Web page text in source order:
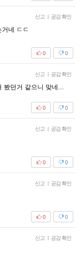
신고 | 공감 확인
네 ㄷㄷ
0
0
신고 | 공감 확인
봤던거 같으니 맞네...
0
0
신고 | 공감 확인
0
0
신고 | 공감 확인
0
0
신고 | 공감 확인